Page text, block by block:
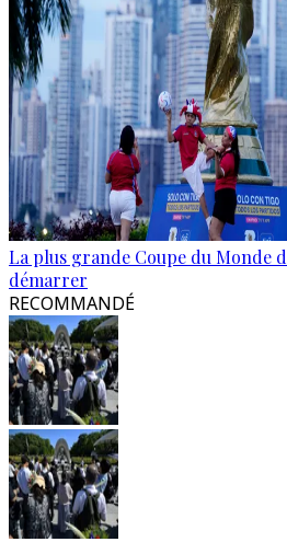
La plus grande Coupe du Monde
démarrer
RECOMMANDÉ